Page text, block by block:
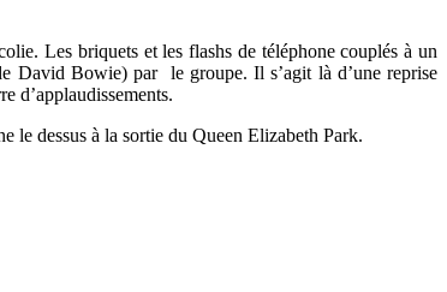
Les briquets et les flashs de téléphone couplés à un
David Bowie) par le groupe. Il s’agit là d’une reprise
d’applaudissements.
le dessus à la sortie du Queen Elizabeth Park.